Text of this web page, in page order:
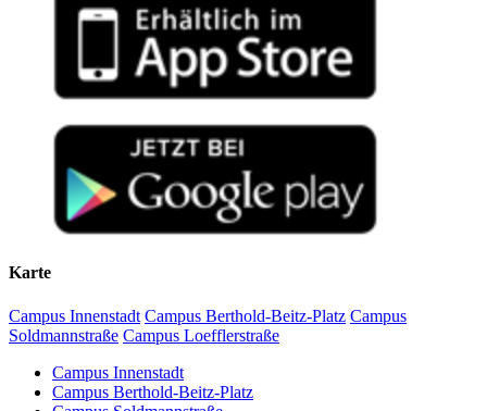
Karte
Campus Innenstadt Campus Berthold-Beitz-Platz Campus
Soldmannstraße Campus Loefflerstraße
Campus Innenstadt
Campus Berthold-Beitz-Platz